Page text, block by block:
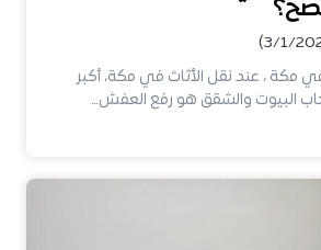
، عند نقل الأثاث في مكة، أكبر
البيوت والشقق هو رفع العفش…